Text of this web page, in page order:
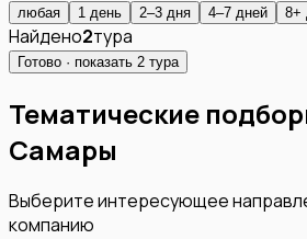
любая 1 день 2–3 дня 4–7 дней 8+
Найдено2тура
Готово · показать 2 тура
Тематические
Самары
Выберите интересующее
компанию